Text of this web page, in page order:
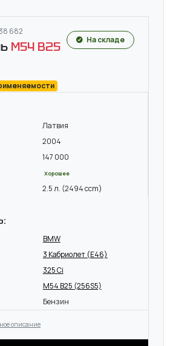
682
M54 B25
На складе
Латвия
2004
147 000
Хорошее
2.5 л. (2494 ccm)
BMW
3 Кабриолет (E46)
325 Ci
M54 B25 (256S5)
Бензин
описание